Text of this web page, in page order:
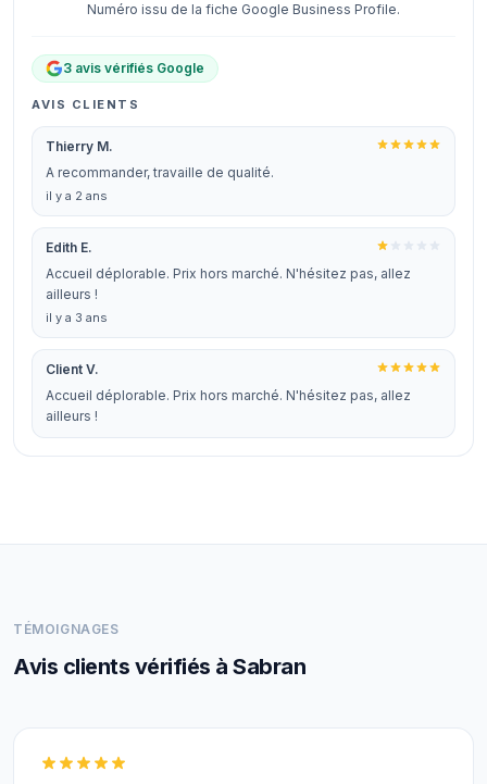
Numéro issu de la fiche Google Business Profile.
3 avis vérifiés Google
AVIS CLIENTS
Thierry M.
A recommander, travaille de qualité.
il y a 2 ans
Edith E.
Accueil déplorable. Prix hors marché. N'hésitez pas, allez
ailleurs !
il y a 3 ans
Client V.
Accueil déplorable. Prix hors marché. N'hésitez pas, allez
ailleurs !
TÉMOIGNAGES
Avis clients vérifiés à Sabran